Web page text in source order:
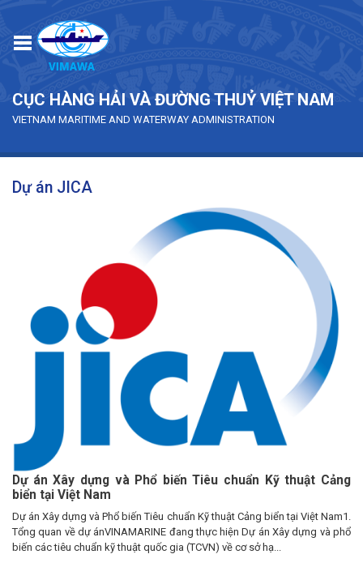
CỤC HÀNG HẢI VÀ ĐƯỜNG THUỶ VIỆT NAM
VIETNAM MARITIME AND WATERWAY ADMINISTRATION
Dự án JICA
Dự án Xây dựng và Phổ biến Tiêu chuẩn Kỹ thuật Cảng
biển tại Việt Nam
Dự án Xây dựng và Phổ biến Tiêu chuẩn Kỹ thuật Cảng biển tại Việt Nam1.
Tổng quan về dự ánVINAMARINE đang thực hiện Dự án Xây dựng và phổ
biến các tiêu chuẩn kỹ thuật quốc gia (TCVN) về cơ sở hạ...